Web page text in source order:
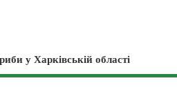
у Харківській області